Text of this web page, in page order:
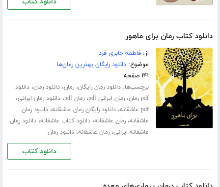
دانلود کتاب رمان برای ماهور
از:فاطمه جابری فرد
موضوع:دانلود رایگان بهترین رمان‌ها
۱۴۱ صفحه
برچسب‌ها:دانلود رمان رایگان،رمان،دانلود رمان،دانلود
pdf رمان
،رمان ایرانی pdf ،رمان pdf ،دانلود رمان ایرانی،
pdf عاشقانه ،دانلود رایگان رمان عاشقانه،دانلود رمان
عاشقانه،رمان عاشقانه،دانلود کتاب عاشقانه،دانلود رمان
عاشقانه ایرانی،رمان عاشقانه،دانلود رمان
دانلود کتاب